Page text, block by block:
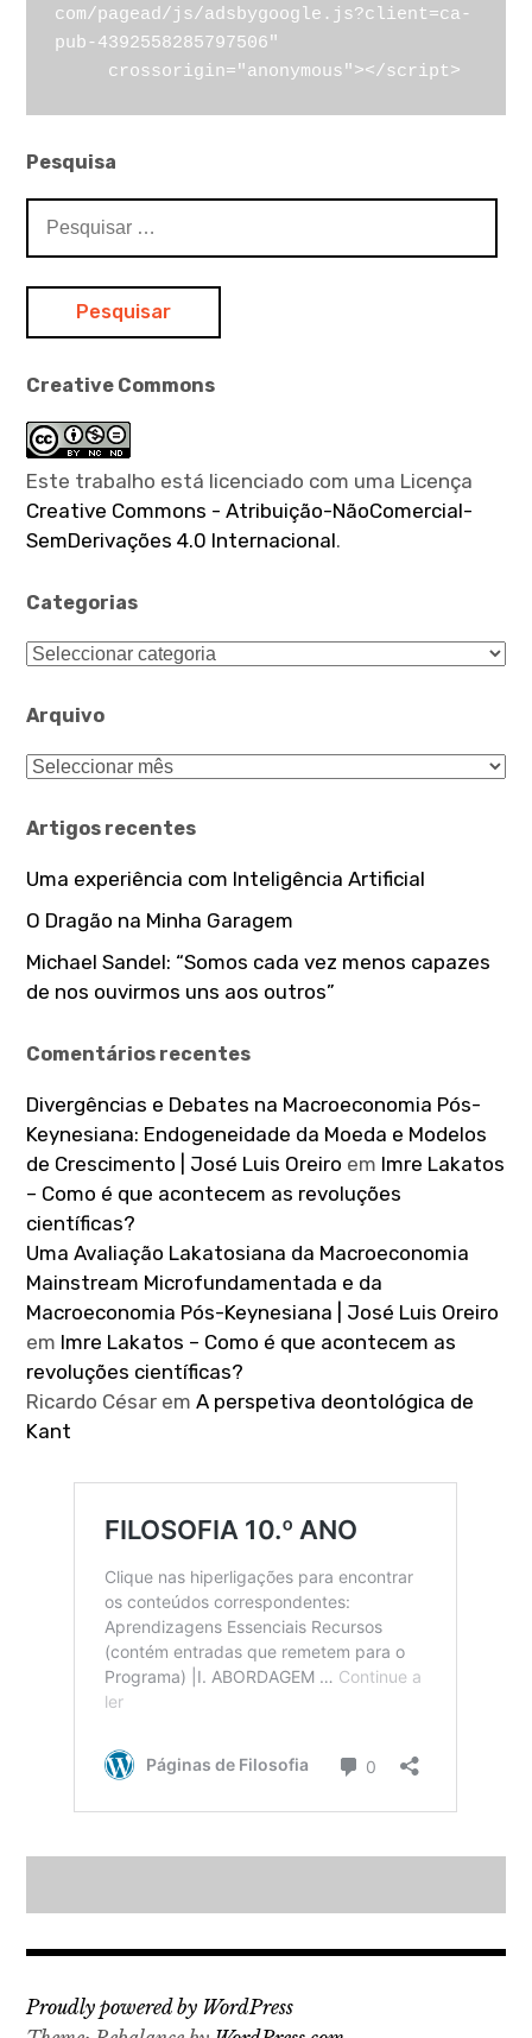
com/pagead/js/adsbygoogle.js?client=ca-
pub-4392558285797506"
     crossorigin="anonymous"></script>
Pesquisa
por:
Creative Commons
Este trabalho está licenciado com uma Licença
Creative Commons - Atribuição-NãoComercial-
SemDerivações 4.0 Internacional.
Categorias
Categorias
Arquivo
Arquivo
Artigos recentes
Uma experiência com Inteligência Artificial
O Dragão na Minha Garagem
Michael Sandel: “Somos cada vez menos capazes
de nos ouvirmos uns aos outros”
Comentários recentes
Divergências e Debates na Macroeconomia Pós-
Keynesiana: Endogeneidade da Moeda e Modelos
de Crescimento | José Luis Oreiro em Imre Lakatos
– Como é que acontecem as revoluções
científicas?
Uma Avaliação Lakatosiana da Macroeconomia
Mainstream Microfundamentada e da
Macroeconomia Pós-Keynesiana | José Luis Oreiro
em Imre Lakatos – Como é que acontecem as
revoluções científicas?
Ricardo César emA perspetiva deontológica de
Kant
Proudly powered by WordPress